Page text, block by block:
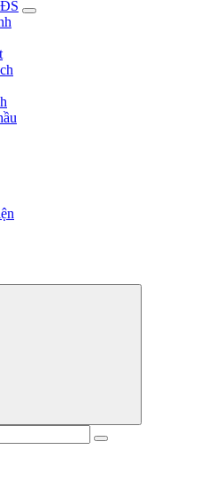
ban nhân dân thành phố Hồ Chí
Trung tâm nuôi dưỡng bảo trợ